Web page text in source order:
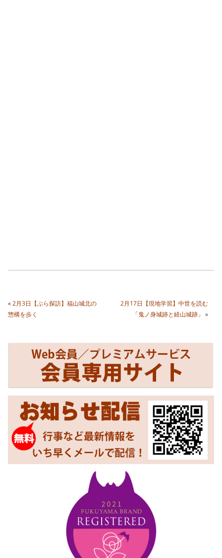
«2月3日【ぶら探訪】福山城北の
惣構を歩く
2月17日【現地学習】中世を読む
「鬼ノ身城跡と経山城跡」 »